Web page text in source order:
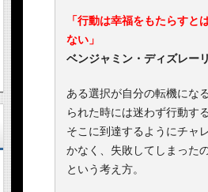
「行動は幸福をもたらす
ない」
ベンジャミン・ディズレー
ある選択が自分の転機にな
られた時には迷わず行動す
そこに到達するようにチャ
かなく、失敗してしまった
という考え方。